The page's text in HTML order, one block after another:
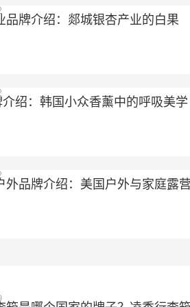
品牌介绍：郯城银杏产业的白果
介绍：韩国小众香薰中的呼吸美学
外品牌介绍：美国户外与家庭露